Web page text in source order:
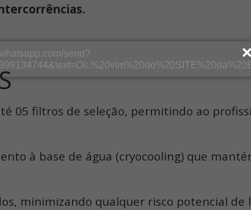
05 filtros de seleção, permitindo ao
à base de água (cryocooling) que
minimizando qualquer risco potencial de